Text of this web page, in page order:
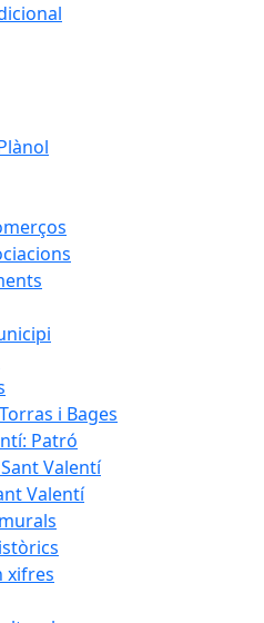
i Bages
Patró
Valentí
Valentí
xifres